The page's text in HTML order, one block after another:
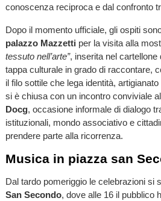
conoscenza reciproca e dal confronto
Dopo il momento ufficiale, gli ospiti
palazzo Mazzetti per la visita alla
tessuto nell’arte”, inserita nel
tappa culturale in grado di raccontare,
il filo sottile che lega identità,
si è chiusa con un incontro conviviale al
Docg, occasione informale di dialogo
istituzionali, mondo associativo e
prendere parte alla ricorrenza.
Musica in piazza san
Dal tardo pomeriggio le celebrazioni si
San Secondo, dove alle 16 il pubblico